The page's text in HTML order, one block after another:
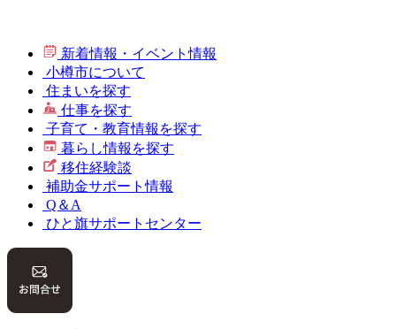
新着情報・イベント情報
小樽市について
住まいを探す
仕事を探す
子育て・教育情報を探す
暮らし情報を探す
移住経験談
補助金サポート情報
Q＆A
ひと旗サポートセンター